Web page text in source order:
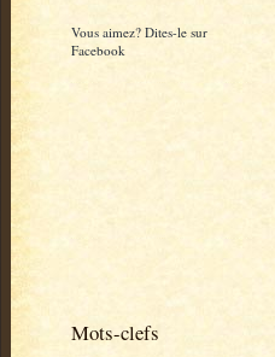
Vous aimez? Dites-le sur
Facebook
Mots-clefs